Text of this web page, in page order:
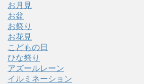
お月見
お盆
お祭り
お花見
こどもの日
ひな祭り
アズールレーン
イルミネーション